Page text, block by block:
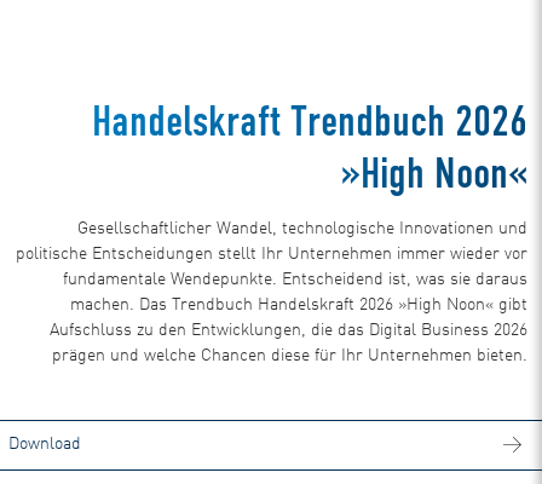
Handelskraft Trendbuch 2026
»High Noon«
Gesellschaftlicher Wandel, technologische Innovationen und
politische Entscheidungen stellt Ihr Unternehmen immer wieder vor
fundamentale Wendepunkte. Entscheidend ist, was sie daraus
machen. Das Trendbuch Handelskraft 2026 »High Noon« gibt
Aufschluss zu den Entwicklungen, die das Digital Business 2026
prägen und welche Chancen diese für Ihr Unternehmen bieten.
Download